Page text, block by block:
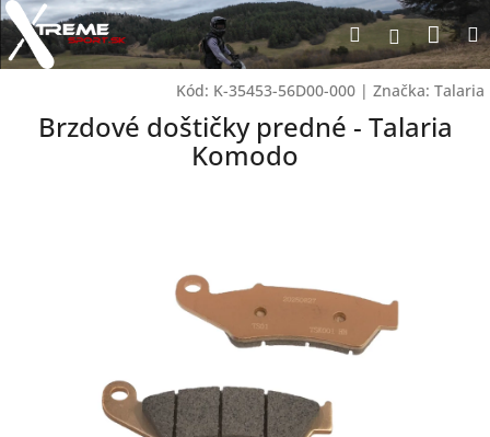
Prejsť
na
obsah
Hľadať
Kód: K-35453-56D00-000 | Značka: Talaria
Brzdové doštičky predné - Talaria
Komodo